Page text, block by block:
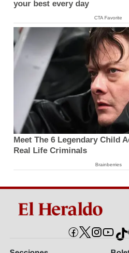
your best every day
CTA Favorite
Meet The 6 Legendary Child
Real Life Criminals
Brainberries